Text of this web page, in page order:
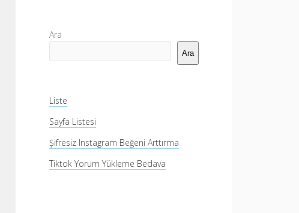
Yan
Menü
Ara
Ara
Liste
Sayfa Listesi
Şifresiz Instagram Beğeni Arttırma
Tiktok Yorum Yükleme Bedava